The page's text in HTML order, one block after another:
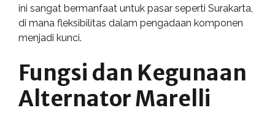
ini sangat bermanfaat untuk pasar seperti Surakarta,
di mana fleksibilitas dalam pengadaan komponen
menjadi kunci.
Fungsi dan Kegunaan
Alternator Marelli